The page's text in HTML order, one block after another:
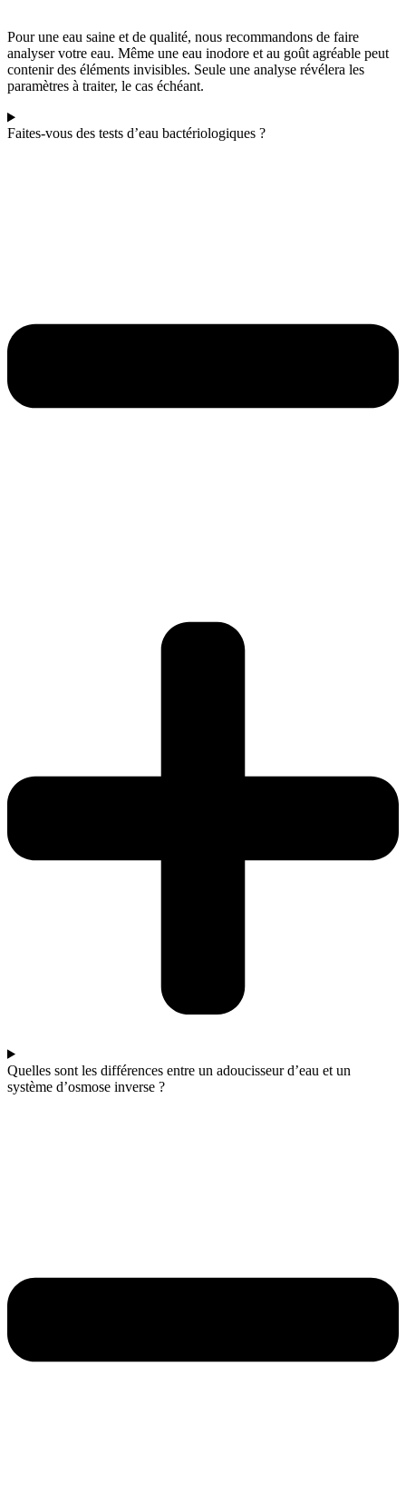
Pour une eau saine et de qualité, nous recommandons de faire
analyser votre eau. Même une eau inodore et au goût agréable peut
contenir des éléments invisibles. Seule une analyse révélera les
paramètres à traiter, le cas échéant.
Faites-vous des tests d’eau bactériologiques ?
Quelles sont les différences entre un adoucisseur d’eau et un
système d’osmose inverse ?